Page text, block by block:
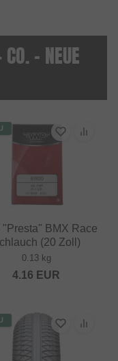
- NEUE
"Presta" BMX Race
(20 Zoll)
0.13 kg
4.16 EUR